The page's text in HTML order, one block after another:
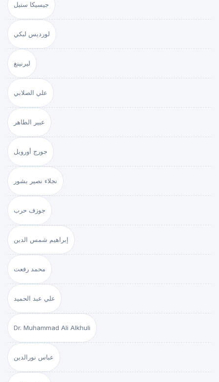
جيسيكا ستيل
لورديس لبكي
ليرنينغ
علي الصلابي
عبير الطاهر
جورج أورويل
نجلاء نصير بشور
جوزف حرب
إبراهيم شمس الدين
محمد رفعت
علي عبد الحميد
Dr. Muhammad Ali Alkhuli
عباس نورالدين